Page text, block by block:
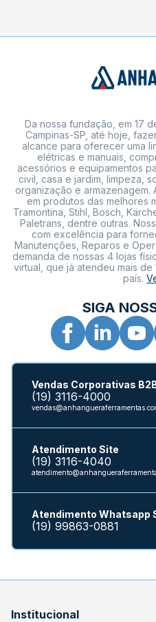
Da nossa fundação, em 17
Campinas-SP, até hoje,
alcance para oferecer uma
elétricas e manuais,
acessórios e equipamentos
civil, casa e jardim, limpeza,
organização e
em produtos das melhores
Tramontina, Stihl, Bosch,
Paletrans, dentre outras.
com excelência para
Manutenções, Reparos e
demanda de nossas 4 lojas
virtual, que já atendeu mais
país.
SIGA
Vendas Corporativas
(19) 3116-4000
Atendimento Site
(19) 3116-4040
Atendimento Whatsapp
(19) 99863-0881
Institucional